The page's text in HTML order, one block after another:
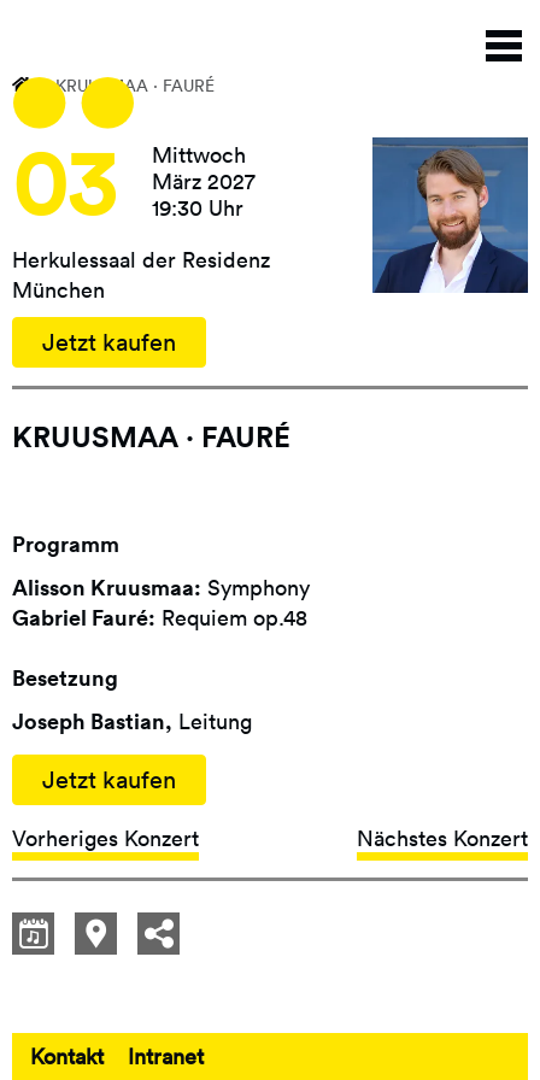
InhaltKRUUSMAA · FAURÉ
03
Mittwoch
März 2027
19:30 Uhr
Herkulessaal der Residenz
München
Jetzt kaufen
KRUUSMAA · FAURÉ
Programm
Alisson Kruusmaa: Symphony
Gabriel Fauré: Requiem op.48
Besetzung
Joseph Bastian, Leitung
Jetzt kaufen
Vorheriges Konzert Nächstes Konzert
Kontakt Intranet